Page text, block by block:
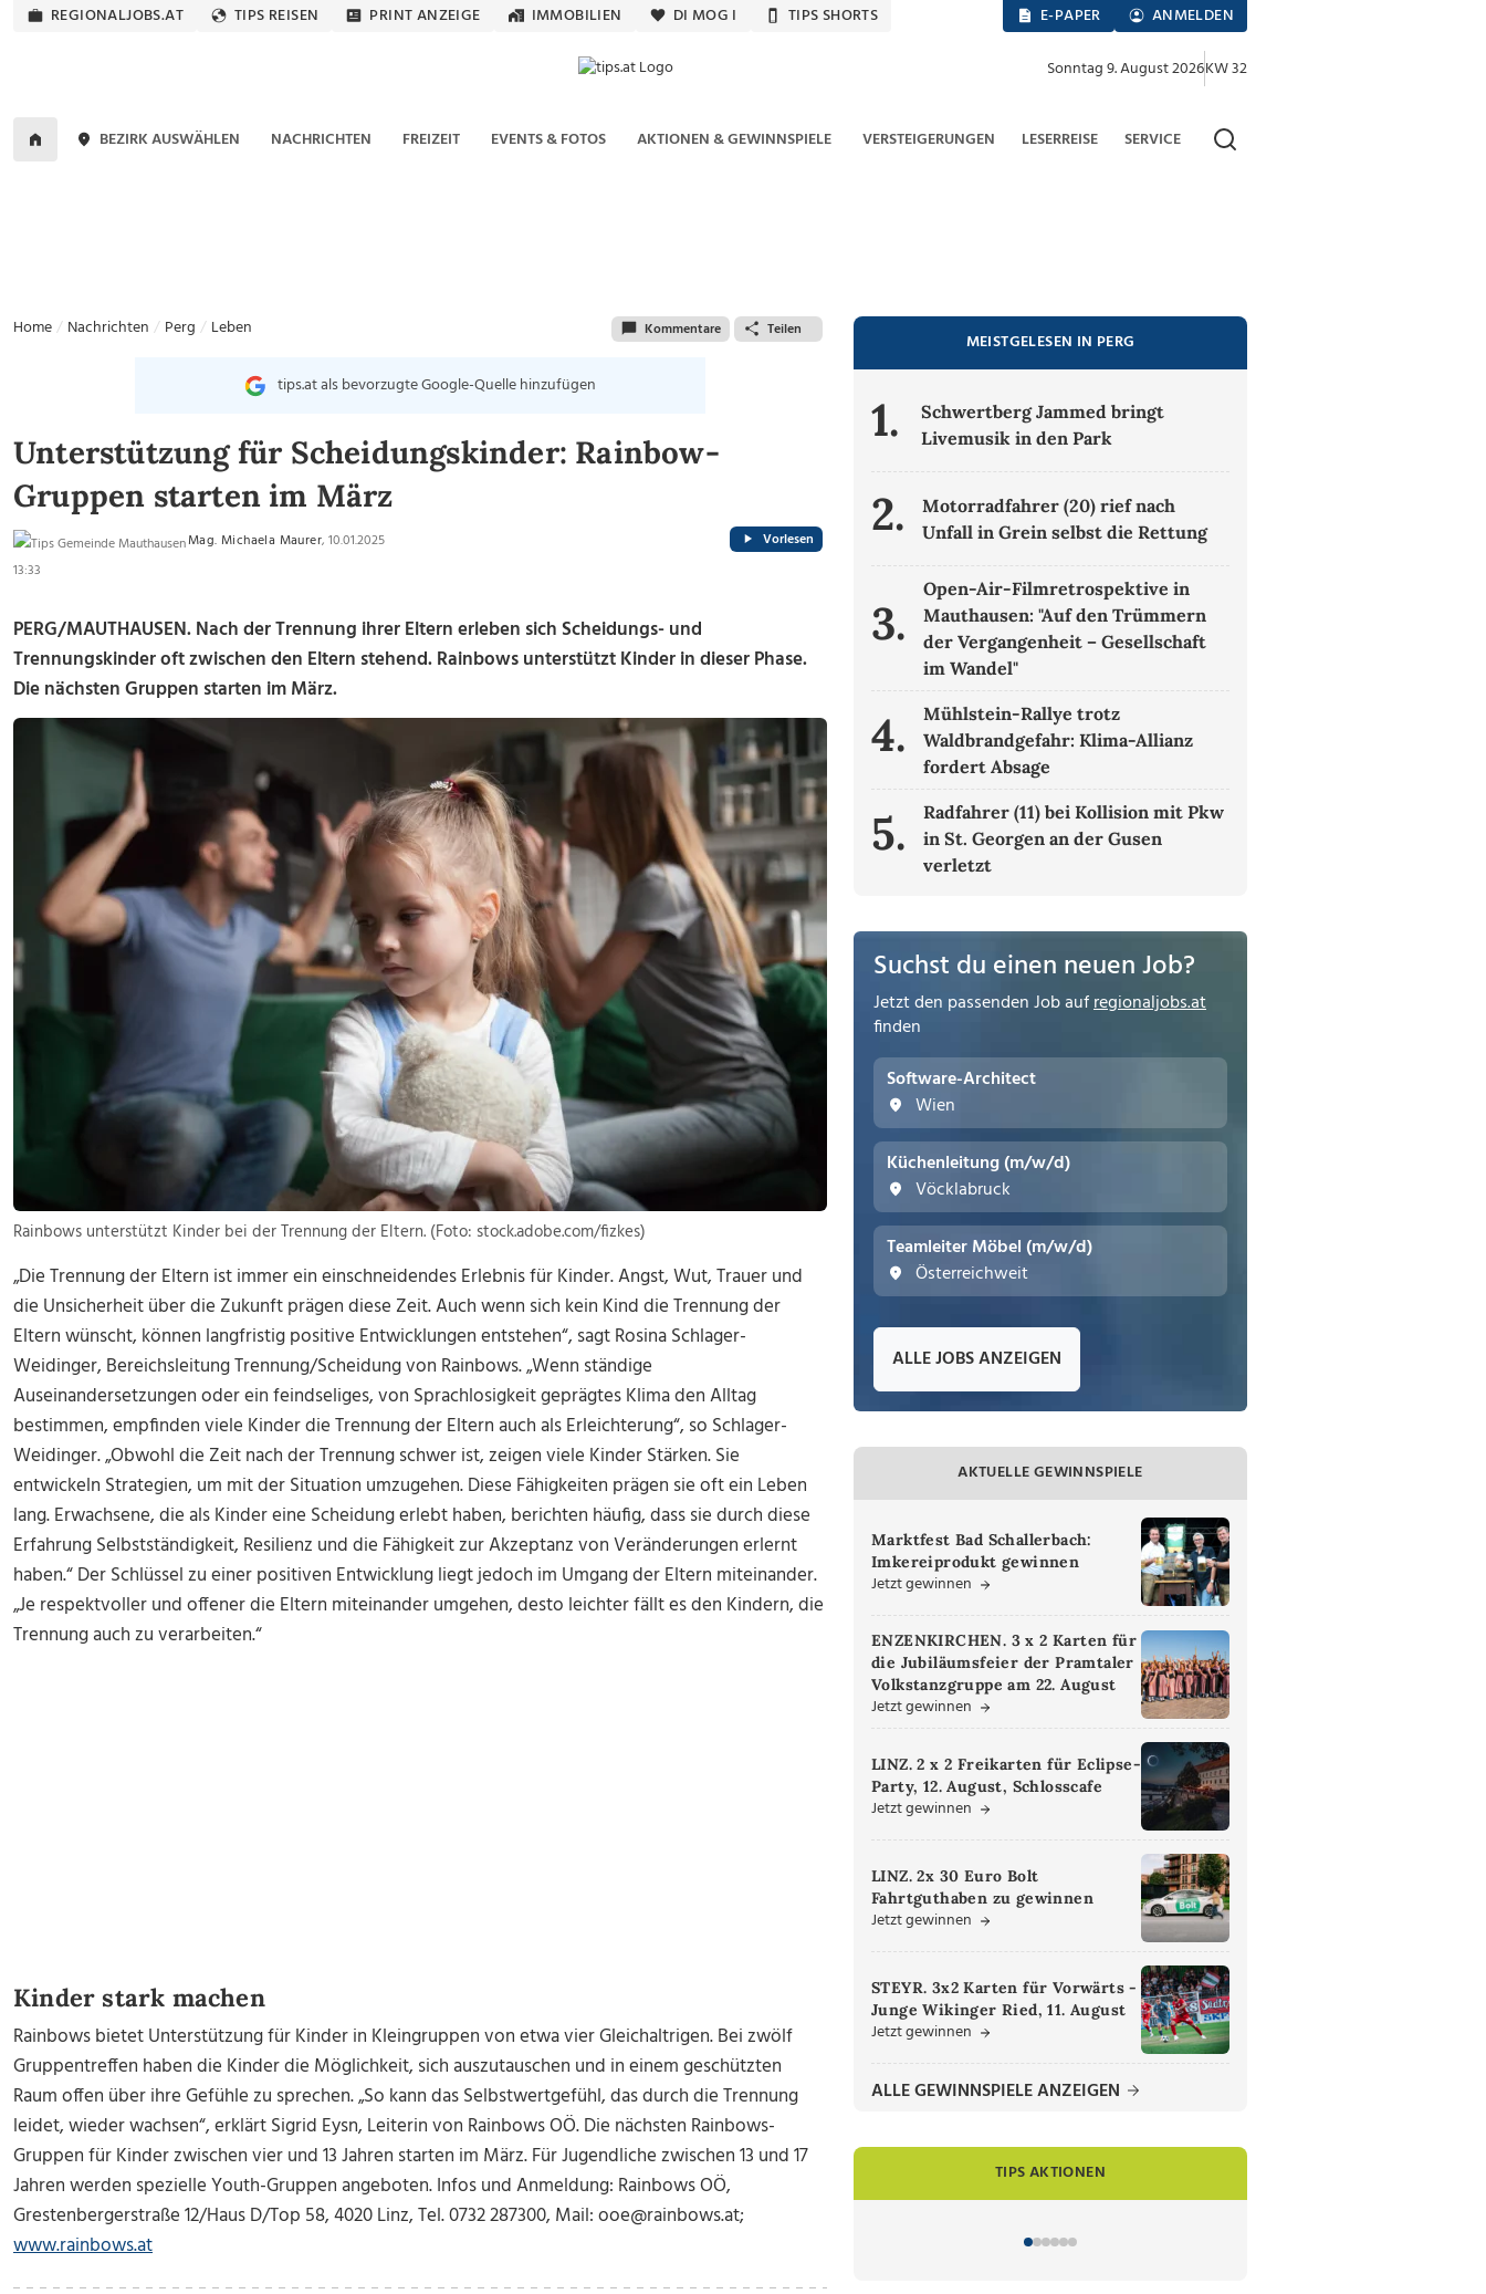
REGIONALJOBS.AT TIPS REISEN PRINT ANZEIGE IMMOBILIEN DI MOG I TIPS SHORTS E-PAPER ANMELDEN
Sonntag 9. August 2026KW 32
BEZIRK AUSWÄHLEN NACHRICHTEN FREIZEIT EVENTS & FOTOS AKTIONEN & GEWINNSPIELE VERSTEIGERUNGEN LESERREISE SERVICE
Home Nachrichten Perg Leben Kommentare Teilen
tips.at als bevorzugte Google-Quelle hinzufügen
Unterstützung für Scheidungskinder: Rainbow-
Gruppen starten im März
Mag. Michaela Maurer, 10.01.2025
13:33
Vorlesen
PERG/MAUTHAUSEN.Nach der Trennung ihrer Eltern erleben sich Scheidungs- und
Trennungskinder oft zwischen den Eltern stehend. Rainbows unterstützt Kinder in dieser Phase.
Die nächsten Gruppen starten im März.
Rainbows unterstützt Kinder bei der Trennung der Eltern. (Foto: stock.adobe.com/fizkes)
„Die Trennung der Eltern ist immer ein einschneidendes Erlebnis für Kinder. Angst, Wut, Trauer und
die Unsicherheit über die Zukunft prägen diese Zeit. Auch wenn sich kein Kind die Trennung der
Eltern wünscht, können langfristig positive Entwicklungen entstehen“, sagt Rosina Schlager-
Weidinger, Bereichsleitung Trennung/Scheidung von Rainbows. „Wenn ständige
Auseinandersetzungen oder ein feindseliges, von Sprachlosigkeit geprägtes Klima den Alltag
bestimmen, empfinden viele Kinder die Trennung der Eltern auch als Erleichterung“, so Schlager-
Weidinger. „Obwohl die Zeit nach der Trennung schwer ist, zeigen viele Kinder Stärken. Sie
entwickeln Strategien, um mit der Situation umzugehen. Diese Fähigkeiten prägen sie oft ein Leben
lang. Erwachsene, die als Kinder eine Scheidung erlebt haben, berichten häufig, dass sie durch diese
Erfahrung Selbstständigkeit, Resilienz und die Fähigkeit zur Akzeptanz von Veränderungen erlernt
haben.“ Der Schlüssel zu einer positiven Entwicklung liegt jedoch im Umgang der Eltern miteinander.
„Je respektvoller und offener die Eltern miteinander umgehen, desto leichter fällt es den Kindern, die
Trennung auch zu verarbeiten.“
Kinder stark machen
Rainbows bietet Unterstützung für Kinder in Kleingruppen von etwa vier Gleichaltrigen. Bei zwölf
Gruppentreffen haben die Kinder die Möglichkeit, sich auszutauschen und in einem geschützten
Raum offen über ihre Gefühle zu sprechen. „So kann das Selbstwertgefühl, das durch die Trennung
leidet, wieder wachsen“, erklärt Sigrid Eysn, Leiterin von Rainbows OÖ. Die nächsten Rainbows-
Gruppen für Kinder zwischen vier und 13 Jahren starten im März. Für Jugendliche zwischen 13 und 17
Jahren werden spezielle Youth-Gruppen angeboten. Infos und Anmeldung: Rainbows OÖ,
Grestenbergerstraße 12/Haus D/Top 58, 4020 Linz, Tel. 0732 287300, Mail: ooe@rainbows.at;
www.rainbows.at
MEISTGELESEN IN PERG
1.
Schwertberg Jammed bringt
Livemusik in den Park
2.
Motorradfahrer (20) rief nach
Unfall in Grein selbst die Rettung
3.
Open-Air-Filmretrospektive in
Mauthausen: "Auf den Trümmern
der Vergangenheit – Gesellschaft
im Wandel"
4.
Mühlstein-Rallye trotz
Waldbrandgefahr: Klima-Allianz
fordert Absage
5.
Radfahrer (11) bei Kollision mit Pkw
in St. Georgen an der Gusen
verletzt
Suchst du einen neuen Job?
Jetzt den passenden Job aufregionaljobs.at
finden
Software-Architect
Wien
Küchenleitung (m/w/d)
Vöcklabruck
Teamleiter Möbel (m/w/d)
Österreichweit
ALLE JOBS ANZEIGEN
AKTUELLE GEWINNSPIELE
Marktfest Bad Schallerbach:
Imkereiprodukt gewinnen
Jetzt gewinnen
ENZENKIRCHEN. 3 x 2 Karten für
die Jubiläumsfeier der Pramtaler
Volkstanzgruppe am 22. August
Jetzt gewinnen
LINZ. 2 x 2 Freikarten für Eclipse-
Party, 12. August, Schlosscafe
Jetzt gewinnen
LINZ. 2x 30 Euro Bolt
Fahrtguthaben zu gewinnen
Jetzt gewinnen
STEYR. 3x2 Karten für Vorwärts -
Junge Wikinger Ried, 11. August
Jetzt gewinnen
ALLE GEWINNSPIELE ANZEIGEN
TIPS AKTIONEN